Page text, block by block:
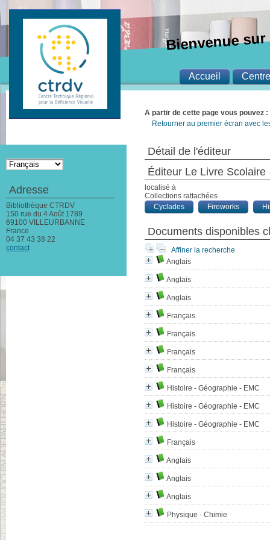
A partir de cette page vous pouvez :
Retourner au premier écran avec
Détail de l'éditeur
Éditeur Le Livre Scolaire
localisé à
Collections rattachées
Cyclades
Fireworks
Documents disponibles
Affiner la recherche
Anglais
Anglais
Anglais
Français
Français
Français
Français
Histoire - Géographie - EMC
Histoire - Géographie - EMC
Histoire - Géographie - EMC
Français
Anglais
Anglais
Anglais
Physique - Chimie
Bienvenue
Accueil
Adresse
Bibliothèque CTRDV
150 rue du 4 Août 1789
69100 VILLEURBANNE
France
04 37 43 38 22
contact